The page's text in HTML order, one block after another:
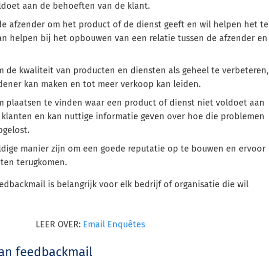
aan de behoeften van de klant.
afzender om het product of de dienst geeft en wil helpen het te
helpen bij het opbouwen van een relatie tussen de afzender en
de kwaliteit van producten en diensten als geheel te verbeteren,
kan maken en tot meer verkoop kan leiden.
plaatsen te vinden waar een product of dienst niet voldoet aan
en kan nuttige informatie geven over hoe die problemen
manier zijn om een goede reputatie op te bouwen en ervoor
terugkomen.
is belangrijk voor elk bedrijf of organisatie die wil
LEER OVER: Email Enquêtes
feedbackmail